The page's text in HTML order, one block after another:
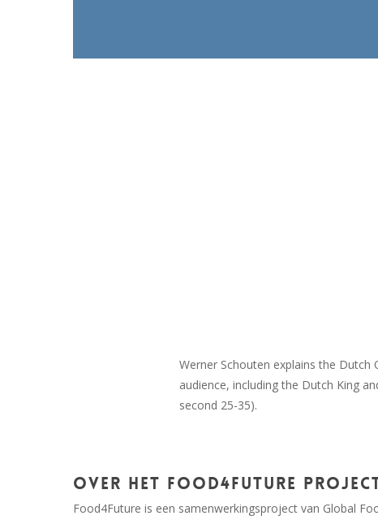
Werner Schouten explains the
audience, including the Dutch King
second 25-35).
Over het Food4Future
Food4Future is een samenwerkingsproject van Global